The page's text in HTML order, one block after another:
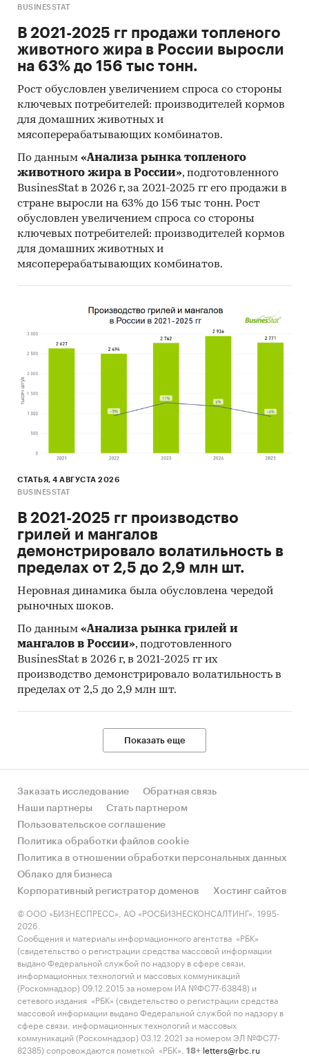
экспортеров покупает Казахстан (более 35%),
крупнейший покупатель - ООО `IMCOMVIL
Данные игроков ВЭД:
Также в исследовании представлена
информация об участниках ВЭД с объемами
поставок:
- Рейтинг крупнейших российских импортеров
и зарубежных поставщиков
- Рейтинг ведущих российских экспортеров и
зарубежных покупателей
Единицы измерения:
Количественные показатели в отчете
рассчитаны в тоннах, стоимостные - в
долларах и рублях
География исследования:
Категории: Потребительские товары
Соусы
Сельское хозяйство
BUSINESSTAT
В 2021-2025 гг продажи топленого
животного жира в России выросли
на 63% до 156 тыс тонн.
Рост обусловлен увеличением спроса со стороны
ключевых потребителей: производителей кормов
для домашних животных и
мясоперерабатывающих комбинатов.
По данным «Анализа рынка топленого
животного жира в России», подготовленного
BusinesStat в 2026 г, за 2021-2025 гг его продажи в
стране выросли на 63% до 156 тыс тонн. Рост
обусловлен увеличением спроса со стороны
ключевых потребителей: производителей кормов
для домашних животных и
мясоперерабатывающих комбинатов.
СТАТЬЯ, 4 АВГУСТА 2026
BUSINESSTAT
В 2021-2025 гг производство
грилей и мангалов
демонстрировало волатильность в
пределах от 2,5 до 2,9 млн шт.
Неровная динамика была обусловлена чередой
рыночных шоков.
По данным «Анализа рынка грилей и
мангалов в России», подготовленного
BusinesStat в 2026 г, в 2021-2025 гг их
производство демонстрировало волатильность в
пределах от 2,5 до 2,9 млн шт.
Показать еще
Заказать исследование
Обратная связь
Наши партнеры
Стать партнером
Пользовательское соглашение
Политика обработки файлов cookie
Политика в отношении обработки персональных данных
Облако для бизнеса
Корпоративный регистратор доменов
Хостинг сайтов
© ООО «БИЗНЕСПРЕСС», АО «РОСБИЗНЕСКОНСАЛТИНГ», 1995-
2026.
Сообщения и материалы информационного агентства «РБК»
(свидетельство о регистрации средства массовой информации
выдано Федеральной службой по надзору в сфере связи,
информационных технологий и массовых коммуникаций
(Роскомнадзор) 09.12.2015 за номером ИА №ФС77-63848) и
сетевого издания «РБК» (свидетельство о регистрации средства
массовой информации выдано Федеральной службой по надзору в
сфере связи, информационных технологий и массовых
коммуникаций (Роскомнадзор) 03.12.2021 за номером ЭЛ №ФС77-
82385) сопровождаются пометкой «РБК».
18+ letters@rbc.ru